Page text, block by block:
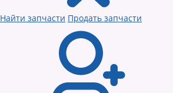
Найти запчасти Продать запчасти